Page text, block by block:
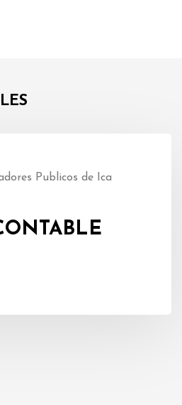
Publicos de Ica